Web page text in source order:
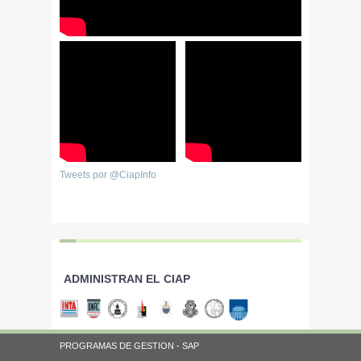
Tweets por @CiapInfo
ADMINISTRAN EL CIAP
PROGRAMAS DE GESTION - SAP